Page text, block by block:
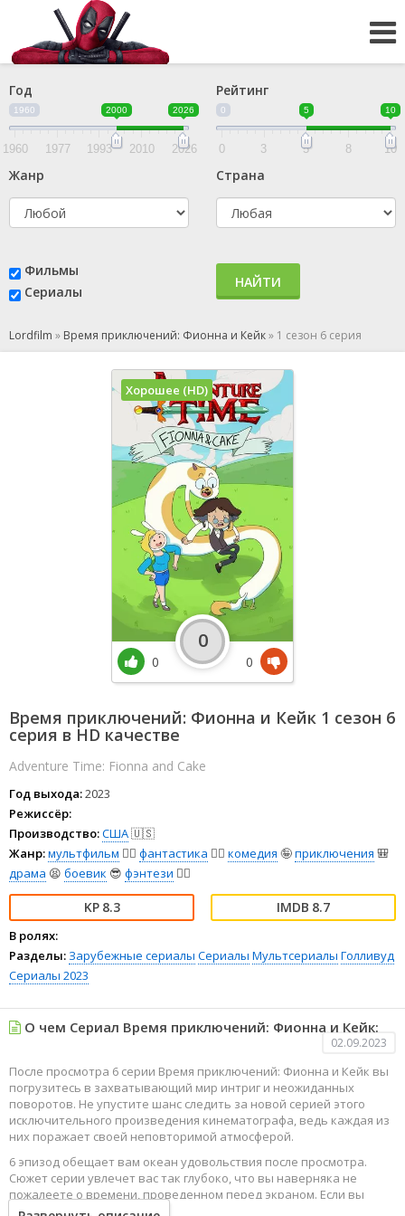
Год
1960 2000 2026
1960 1977 1993 2010 2026
Рейтинг
0 5 10
0 3 5 8 10
Жанр Страна
Фильмы
Сериалы
НАЙТИ
Lordfilm » Время приключений: Фионна и Кейк» 1 сезон 6 серия
Время приключений: Фионна и Кейк 1 сезон 6
серия в HD качестве
Adventure Time: Fionna and Cake
Год выхода:2023
Режиссёр:
Производство:США🇺🇸
Жанр:мультфильм 🧚‍♀️ фантастика 🧙‍♀️ комедия 🤪приключения 🎒
драма 😫 боевик 😎 фэнтези 🧝‍♂️
8.3 8.7
В ролях:
Разделы: Зарубежные сериалы Сериалы Мультсериалы Голливуд
Сериалы 2023
Хорошее (HD)
0
0
0
О чем Сериал Время приключений: Фионна и Кейк:
02.09.2023
После просмотра 6 серии Время приключений: Фионна и Кейк вы
погрузитесь в захватывающий мир интриг и неожиданных
поворотов. Не упустите шанс следить за новой серией этого
исключительного произведения кинематографа, ведь каждая из
них поражает своей неповторимой атмосферой.
6 эпизод обещает вам океан удовольствия после просмотра.
Сюжет серии увлечет вас так глубоко, что вы наверняка не
пожалеете о времени, проведенном перед экраном. Если вы
жаждете наслаждаться онлайн этим сериалом в высоком